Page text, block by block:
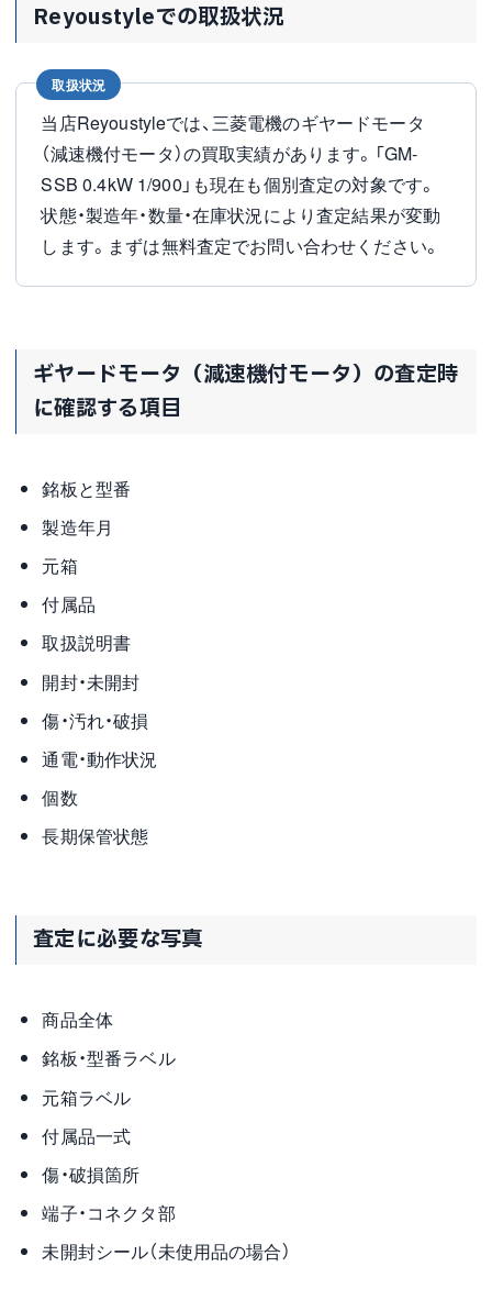
Reyoustyleでの取扱状況
取扱状況
当店Reyoustyleでは、三菱電機のギヤードモータ
（減速機付モータ）の買取実績があります。「GM-
SSB 0.4kW 1/900」も現在も個別査定の対象です。
状態・製造年・数量・在庫状況により査定結果が変動
します。まずは無料査定でお問い合わせください。
ギヤードモータ（減速機付モータ）の査定時
に確認する項目
銘板と型番
製造年月
元箱
付属品
取扱説明書
開封・未開封
傷・汚れ・破損
通電・動作状況
個数
長期保管状態
査定に必要な写真
商品全体
銘板・型番ラベル
元箱ラベル
付属品一式
傷・破損箇所
端子・コネクタ部
未開封シール（未使用品の場合）